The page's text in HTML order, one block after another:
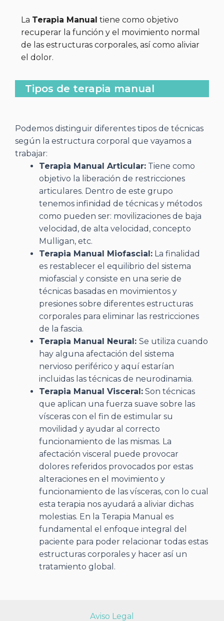
La Terapia Manual tiene como objetivo
recuperar la función y el movimiento normal
de las estructuras corporales, así como aliviar
el dolor.
Tipos de terapia manual
Podemos distinguir diferentes tipos de técnicas
según la estructura corporal que vayamos a
trabajar:
Terapia Manual Articular: Tiene como
objetivo la liberación de restricciones
articulares. Dentro de este grupo
tenemos infinidad de técnicas y métodos
como pueden ser: movilizaciones de baja
velocidad, de alta velocidad, concepto
Mulligan, etc.
Terapia Manual Miofascial: La finalidad
es restablecer el equilibrio del sistema
miofascial y consiste en una serie de
técnicas basadas en movimientos y
presiones sobre diferentes estructuras
corporales para eliminar las restricciones
de la fascia.
Terapia Manual Neural: Se utiliza cuando
hay alguna afectación del sistema
nervioso periférico y aquí estarían
incluidas las técnicas de neurodinamia.
Terapia Manual Visceral: Son técnicas
que aplican una fuerza suave sobre las
vísceras con el fin de estimular su
movilidad y ayudar al correcto
funcionamiento de las mismas. La
afectación visceral puede provocar
dolores referidos provocados por estas
alteraciones en el movimiento y
funcionamiento de las vísceras, con lo cual
esta terapia nos ayudará a aliviar dichas
molestias. En la Terapia Manual es
fundamental el enfoque integral del
paciente para poder relacionar todas estas
estructuras corporales y hacer así un
tratamiento global.
Aviso Legal